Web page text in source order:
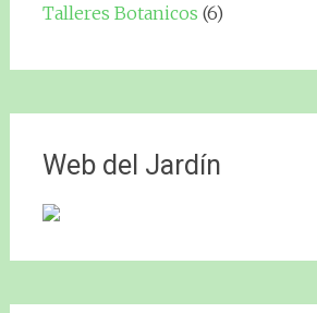
Talleres Botanicos (6)
Web del Jardín